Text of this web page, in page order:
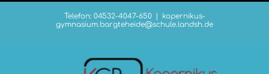
Telefon: 04532-4047-650
kopernikus-
gymnasium.bargteheide@schule.landsh.de